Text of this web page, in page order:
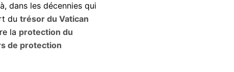
dans les décennies qui
dutrésor du Vatican
la protection du
de protection